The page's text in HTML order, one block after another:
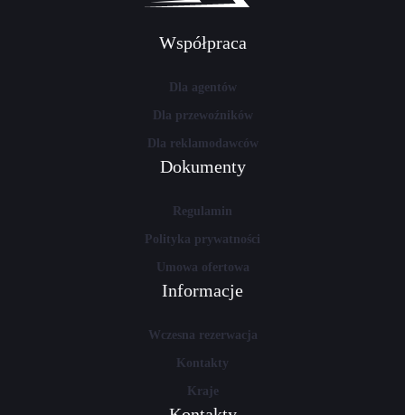
Współpraca
Dla agentów
Dla przewoźników
Dla reklamodawców
Dokumenty
Regulamin
Polityka prywatności
Umowa ofertowa
Informacje
Wczesna rezerwacja
Kontakty
Kraje